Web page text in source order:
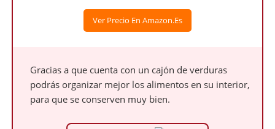
Ver Precio En Amazon.es
Gracias a que cuenta con un cajón de verduras
podrás organizar mejor los alimentos en su interior,
para que se conserven muy bien.